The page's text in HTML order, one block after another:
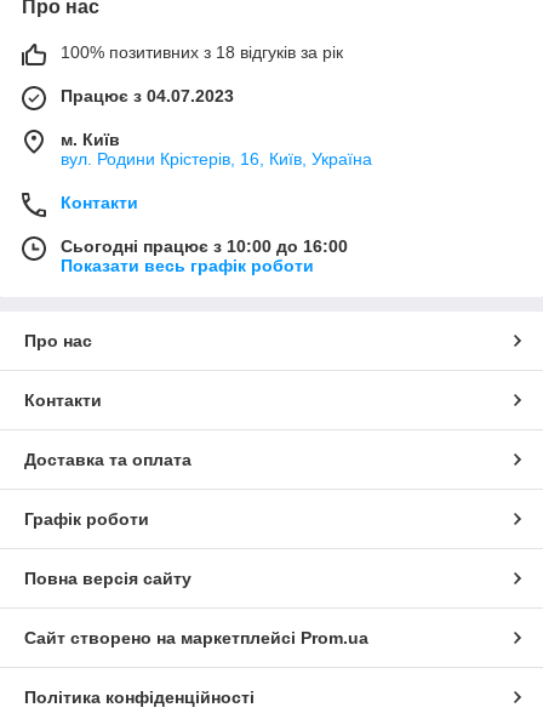
Про нас
100% позитивних з 18 відгуків за рік
Працює з 04.07.2023
м. Київ
вул. Родини Крістерів, 16, Київ, Україна
Контакти
Сьогодні працює з 10:00 до 16:00
Показати весь графік роботи
Про нас
Контакти
Доставка та оплата
Графік роботи
Повна версія сайту
Сайт створено на маркетплейсі Prom.ua
Політика конфіденційності